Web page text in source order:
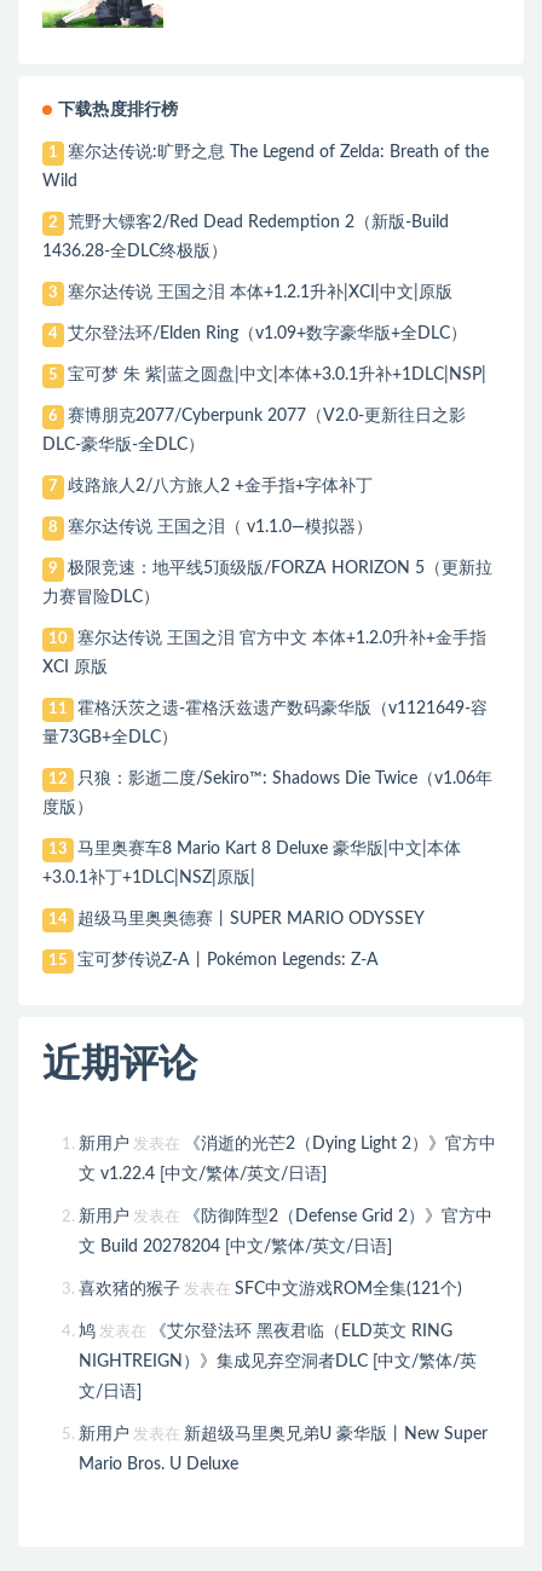
下载热度排行榜
1
塞尔达传说:旷野之息 The Legend of Zelda: Breath of the
Wild
2
荒野大镖客2/Red Dead Redemption 2（新版-Build
1436.28-全DLC终极版）
3 塞尔达传说 王国之泪 本体+1.2.1升补|XCI|中文|原版
4 艾尔登法环/Elden Ring（v1.09+数字豪华版+全DLC）
5 宝可梦 朱 紫|蓝之圆盘|中文|本体+3.0.1升补+1DLC|NSP|
6
赛博朋克2077/Cyberpunk 2077（V2.0-更新往日之影
DLC-豪华版-全DLC）
7 歧路旅人2/八方旅人2 +金手指+字体补丁
8 塞尔达传说 王国之泪（ v1.1.0—模拟器）
9
极限竞速：地平线5顶级版/FORZA HORIZON 5（更新拉
力赛冒险DLC）
10
塞尔达传说 王国之泪 官方中文 本体+1.2.0升补+金手指
XCI 原版
11
霍格沃茨之遗-霍格沃兹遗产数码豪华版（v1121649-容
量73GB+全DLC）
12
只狼：影逝二度/Sekiro™: Shadows Die Twice（v1.06年
度版）
13
马里奥赛车8 Mario Kart 8 Deluxe 豪华版|中文|本体
+3.0.1补丁+1DLC|NSZ|原版|
14 超级马里奥奥德赛丨SUPER MARIO ODYSSEY
15 宝可梦传说Z-A丨Pokémon Legends: Z-A
近期评论
新用户 发表在
《消逝的光芒2（Dying Light 2）》官方中
文 v1.22.4 [中文/繁体/英文/日语]
新用户 发表在
《防御阵型2（Defense Grid 2）》官方中
文 Build 20278204 [中文/繁体/英文/日语]
喜欢猪的猴子 发表在 SFC中文游戏ROM全集(121个)
鸠 发表在
《艾尔登法环 黑夜君临（ELD英文 RING
NIGHTREIGN）》集成见弃空洞者DLC [中文/繁体/英
文/日语]
新用户 发表在 新超级马里奥兄弟U 豪华版丨New Super
Mario Bros. U Deluxe